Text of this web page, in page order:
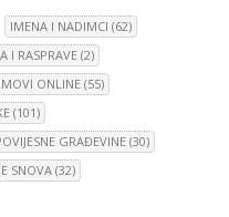
IMENA I NADIMCI (62)
I RASPRAVE (2)
ONLINE (55)
(101)
GRAĐEVINE(30)
SNOVA(32)